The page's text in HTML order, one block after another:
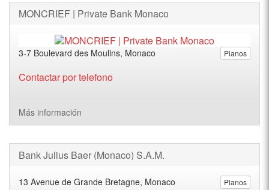
MONCRIEF | Private Bank Monaco
Planos
3-7 Boulevard des Moulins, Monaco
Contactar por telefono
Más información
Bank Julius Baer (Monaco) S.A.M.
Planos
13 Avenue de Grande Bretagne, Monaco